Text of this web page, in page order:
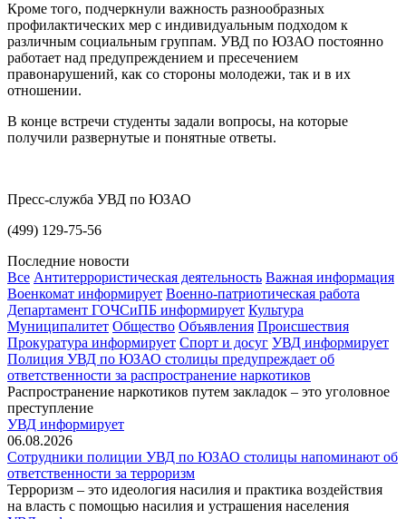
Кроме того, подчеркнули важность разнообразных
профилактических мер с индивидуальным подходом к
различным социальным группам. УВД по ЮЗАО постоянно
работает над предупреждением и пресечением
правонарушений, как со стороны молодежи, так и в их
отношении.
В конце встречи студенты задали вопросы, на которые
получили развернутые и понятные ответы.
Пресс-служба УВД по ЮЗАО
(499) 129-75-56
Последние новости
Все Антитеррористическая деятельность Важная информация
Военкомат информирует Военно-патриотическая работа
Департамент ГОЧСиПБ информирует Культура
Муниципалитет Общество Объявления Происшествия
Прокуратура информирует Спорт и досуг УВД информирует
Полиция УВД по ЮЗАО столицы предупреждает об
ответственности за распространение наркотиков
Распространение наркотиков путем закладок – это уголовное
преступление
УВД информирует
06.08.2026
Сотрудники полиции УВД по ЮЗАО столицы напоминают об
ответственности за терроризм
Терроризм – это идеология насилия и практика воздействия
на власть с помощью насилия и устрашения населения